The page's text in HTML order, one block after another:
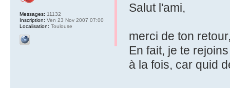
Salut l'ami,
merci de ton
En fait, je te
à la fois, car quid
Messages: 11132
Inscription: Ven 23 Nov 2007 07:00
Localisation: Toulouse